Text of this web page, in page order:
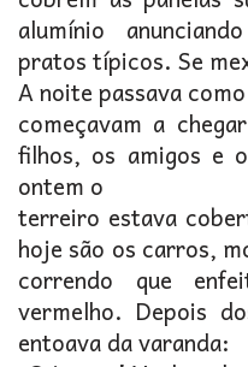
alumínio
pratos típicos. Se
A noite passava
começavam a
filhos, os amigos e
ontem o
terreiro estava
hoje são os carros,
correndo que
vermelho. Depois
entoava da varanda: